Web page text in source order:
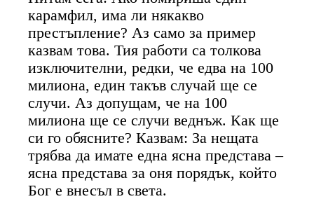
карамфил, има ли някакво
престъпление? Аз само за пример
казвам това. Тия работи са толкова
изключителни, редки, че едва на 100
милиона, един такъв случай ще се
случи. Аз допущам, че на 100
милиона ще се случи веднъж. Как ще
си го обясните? Казвам: За нещата
трябва да имате една ясна представа –
ясна представа за оня порядък, който
Бог е внесъл в света.